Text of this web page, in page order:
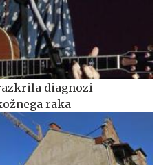
diagnozi
raka